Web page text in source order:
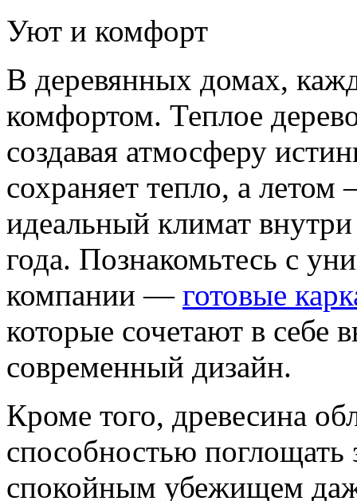
Уют и комфорт
В деревянных домах,
комфортом. Теплое
создавая атмосферу
сохраняет тепло, а
идеальный климат
года. Познакомьтесь с
компании — готовые
которые сочетают в себе
современный дизайн.
Кроме того, древесина
способностью
спокойным убежищем